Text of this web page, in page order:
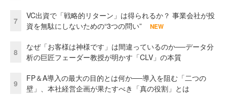
7
VC出資で「戦略的リターン」は得られるか？ 事業会社が投
資を無駄にしないための“3つの問い”
NEW
8
なぜ「お客様は神様です」は間違っているのか──データ分
析の巨匠フェーダー教授が明かす「CLV」の本質
9
FP＆A導入の最大の目的とは何か──導入を阻む「二つの
壁」、本社経営企画が果たすべき「真の役割」とは